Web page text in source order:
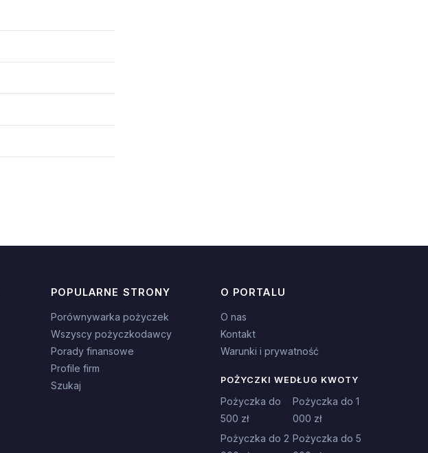
POPULARNE STRONY
Porównywarka pożyczek
Wszyscy pożyczkodawcy
Porady finansowe
Profile firm
Szukaj
O PORTALU
O nas
Kontakt
Warunki i prywatność
POŻYCZKI WEDŁUG KWOTY
Pożyczka do
500 zł
Pożyczka do 1
000 zł
Pożyczka do 2 Pożyczka do 5